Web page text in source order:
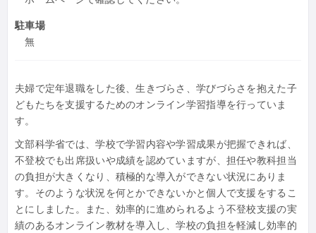
駐車場
無
夫婦で定年退職をした後、生きづらさ、学びづらさを抱えた子
どもたちを支援するためのオンライン学習指導を行っていま
す。
文部科学省では、学校で学習内容や学習成果が把握できれば、
不登校でも出席扱いや成績を認めていますが、担任や教科担当
の負担が大きくなり、積極的な導入ができない状況にありま
す。そのような状況を何とかできないかと個人で支援をするこ
とにしました。また、効率的に進められるよう不登校支援の実
績のあるオンライン教材を導入し、学校の負担を軽減し効率的